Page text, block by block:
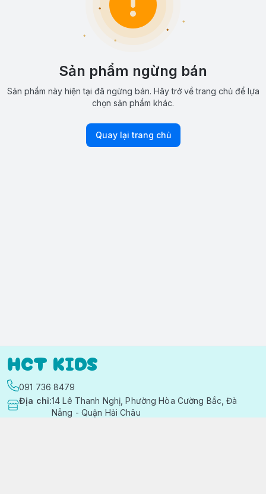
Sản phẩm ngừng bán
Sản phẩm này hiện tại đã ngừng bán. Hãy trở về trang chủ để lựa
chọn sản phẩm khác.
Quay lại trang chủ
HCT KIDS
091 736 8479
Địa chỉ:14 Lê Thanh Nghị, Phường Hòa Cường Bắc, Đà
Nẵng - Quận Hải Châu